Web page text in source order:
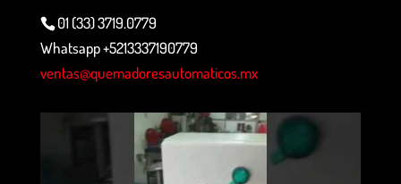
01 (33) 3719.0779
Whatsapp +5213337190779
ventas@quemadoresautomaticos.mx